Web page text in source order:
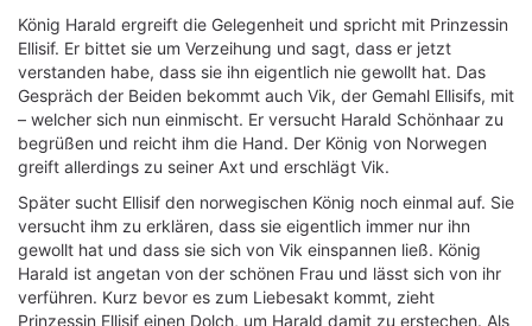
König Harald ergreift die Gelegenheit und spricht mit Prinzessin
Ellisif. Er bittet sie um Verzeihung und sagt, dass er jetzt
verstanden habe, dass sie ihn eigentlich nie gewollt hat. Das
Gespräch der Beiden bekommt auch Vik, der Gemahl Ellisifs, mit
– welcher sich nun einmischt. Er versucht Harald Schönhaar zu
begrüßen und reicht ihm die Hand. Der König von Norwegen
greift allerdings zu seiner Axt und erschlägt Vik.
Später sucht Ellisif den norwegischen König noch einmal auf. Sie
versucht ihm zu erklären, dass sie eigentlich immer nur ihn
gewollt hat und dass sie sich von Vik einspannen ließ. König
Harald ist angetan von der schönen Frau und lässt sich von ihr
verführen. Kurz bevor es zum Liebesakt kommt, zieht
Prinzessin Ellisif einen Dolch, um Harald damit zu erstechen. Als